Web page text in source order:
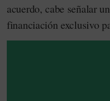
acuerdo, cabe señalar
financiación exclusivo